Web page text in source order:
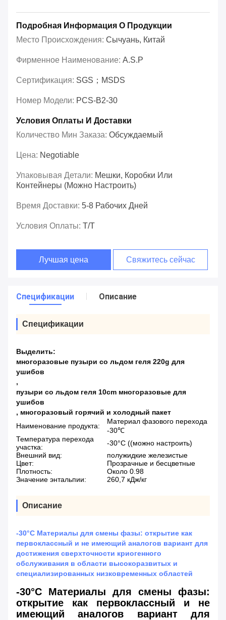
Подробная Информация О Продукции
Место Происхождения: Сычуань, Китай
Фирменное Наименование: A.S.P
Сертификация: SGS；MSDS
Номер Модели: PCS-B2-30
Условия Оплаты И Доставки
Количество Мин Заказа: Обсуждаемый
Цена: Negotiable
Упаковывая Детали: Мешки, Коробки Или
Контейнеры (можно Настроить)
Время Доставки: 5-8 Рабочих Дней
Условия Оплаты: T/T
Лучшая цена Свяжитесь сейчас
Спецификации Описание
Спецификации
Выделить:
многоразовые пузыри со льдом геля 220g для
ушибов
,
пузыри со льдом геля 10cm многоразовые для
ушибов
, многоразовый горячий и холодный пакет
Наименование продукта:
Материал фазового перехода
-30℃
Температура перехода
участка:
-30°C ((можно настроить)
Внешний вид:
полужидкие железистые
Цвет:
Прозрачные и бесцветные
Плотность:
Около 0.98
Значение энтальпии:
260,7 кДж/кг
Описание
-30°C Материалы для смены фазы: открытие как
первоклассный и не имеющий аналогов вариант для
достижения сверхточности криогенного
обслуживания в области высокоразвитых и
специализированных низковременных областей
-30°C Материалы для смены фазы:
открытие как первоклассный и не
имеющий аналогов вариант для